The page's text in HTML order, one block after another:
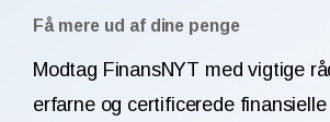
Få mere ud af dine penge
Modtag FinansNYT med vigtige
erfarne og certificerede